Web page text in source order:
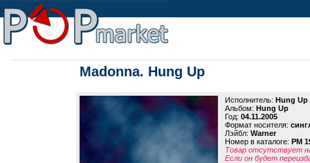
Madonna. Hung Up
Исполнитель: Hung Up
Альбом: Hung Up
Год: 04.11.2005
Формат носителя:
Лэйбл: Warner
Номер в каталоге: PM
Товар отсутствует
Если он будет